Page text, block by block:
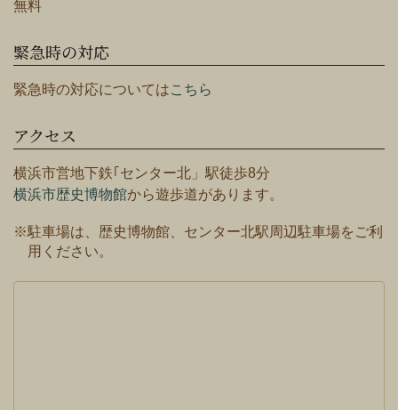
無料
緊急時の対応
緊急時の対応についてはこちら
アクセス
横浜市営地下鉄｢センター北」駅徒歩8分
横浜市歴史博物館から遊歩道があります。
※駐車場は、歴史博物館、センター北駅周辺駐車場をご利
用ください。